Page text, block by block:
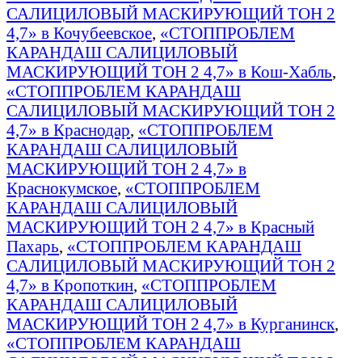
САЛИЦИЛОВЫЙ МАСКИРУЮЩИЙ ТОН 2
4,7» в Кочубеевское, «СТОППРОБЛЕМ
КАРАНДАШ САЛИЦИЛОВЫЙ
МАСКИРУЮЩИЙ ТОН 2 4,7» в Кош-Хабль,
«СТОППРОБЛЕМ КАРАНДАШ
САЛИЦИЛОВЫЙ МАСКИРУЮЩИЙ ТОН 2
4,7» в Краснодар, «СТОППРОБЛЕМ
КАРАНДАШ САЛИЦИЛОВЫЙ
МАСКИРУЮЩИЙ ТОН 2 4,7» в
Краснокумское, «СТОППРОБЛЕМ
КАРАНДАШ САЛИЦИЛОВЫЙ
МАСКИРУЮЩИЙ ТОН 2 4,7» в Красный
Пахарь, «СТОППРОБЛЕМ КАРАНДАШ
САЛИЦИЛОВЫЙ МАСКИРУЮЩИЙ ТОН 2
4,7» в Кропоткин, «СТОППРОБЛЕМ
КАРАНДАШ САЛИЦИЛОВЫЙ
МАСКИРУЮЩИЙ ТОН 2 4,7» в Курганинск,
«СТОППРОБЛЕМ КАРАНДАШ